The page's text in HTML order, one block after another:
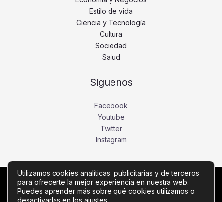
Estilo de vida
Ciencia y Tecnología
Cultura
Sociedad
Salud
Siguenos
Facebook
Youtube
Twitter
Instagram
Copyright © Todos los derechos reservados -
noticiasdebogota.com
Utilizamos cookies analíticas, publicitarias y de terceros
para ofrecerte la mejor experiencia en nuestra web.
Puedes aprender más sobre qué cookies utilizamos o
desactivarlas en los ajustes.